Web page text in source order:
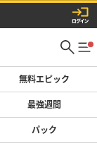
無料エピック
最強週間
パック